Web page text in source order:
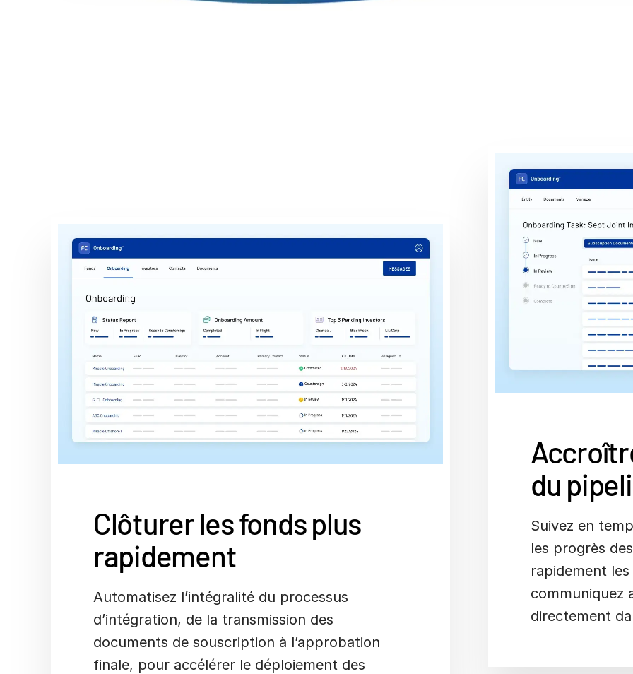
Clôturer les fonds plus
rapidement
Automatisez l’intégralité du processus
d’intégration, de la transmission des
documents de souscription à l’approbation
finale, pour accélérer le déploiement des
du
Suivez en
les progrès
rapidement
communiquez
directement